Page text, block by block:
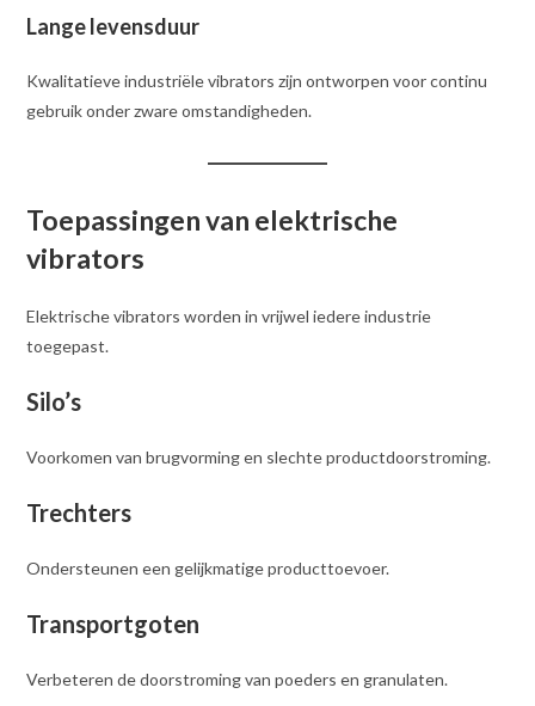
Lange levensduur
Kwalitatieve industriële vibrators zijn ontworpen voor continu
gebruik onder zware omstandigheden.
Toepassingen van elektrische
vibrators
Elektrische vibrators worden in vrijwel iedere industrie
toegepast.
Silo’s
Voorkomen van brugvorming en slechte productdoorstroming.
Trechters
Ondersteunen een gelijkmatige producttoevoer.
Transportgoten
Verbeteren de doorstroming van poeders en granulaten.